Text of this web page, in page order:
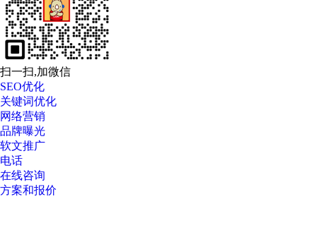
扫一扫,加微信
SEO优化
关键词优化
网络营销
品牌曝光
软文推广
电话
在线咨询
方案和报价